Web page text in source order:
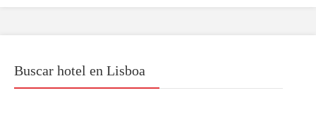
Buscar hotel en Lisboa